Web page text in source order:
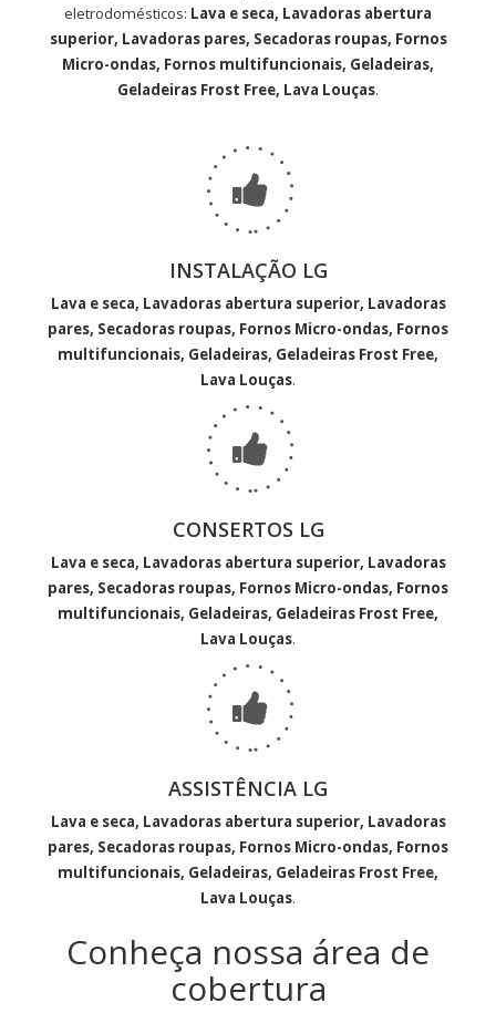
eletrodomésticos: Lava e seca, Lavadoras abertura
superior, Lavadoras pares, Secadoras roupas, Fornos
Micro-ondas, Fornos multifuncionais, Geladeiras,
Geladeiras Frost Free, Lava Louças.
INSTALAÇÃO LG
Lava e seca, Lavadoras abertura superior, Lavadoras
pares, Secadoras roupas, Fornos Micro-ondas, Fornos
multifuncionais, Geladeiras, Geladeiras Frost Free,
Lava Louças.
CONSERTOS LG
Lava e seca, Lavadoras abertura superior, Lavadoras
pares, Secadoras roupas, Fornos Micro-ondas, Fornos
multifuncionais, Geladeiras, Geladeiras Frost Free,
Lava Louças.
ASSISTÊNCIA LG
Lava e seca, Lavadoras abertura superior, Lavadoras
pares, Secadoras roupas, Fornos Micro-ondas, Fornos
multifuncionais, Geladeiras, Geladeiras Frost Free,
Lava Louças.
Conheça nossa área de
cobertura